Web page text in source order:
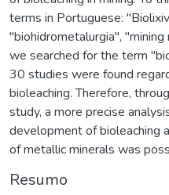
terms in Portuguese:
"biohidrometalurgia", "mining
we searched for the term
30 studies were found
bioleaching. Therefore,
study, a more precise
development of bioleaching
of metallic minerals was
Resumo